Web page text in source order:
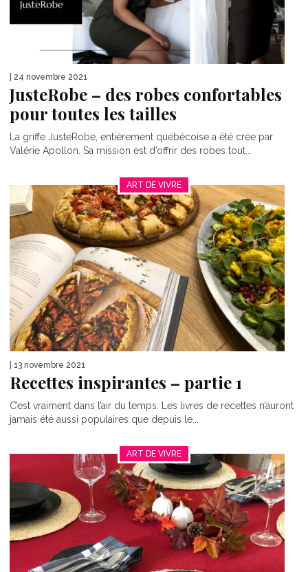
| 24 novembre 2021
JusteRobe – des robes confortables
pour toutes les tailles
La griffe JusteRobe, entièrement québécoise a été crée par
Valérie Apollon. Sa mission est d’offrir des robes tout...
ART DE VIVRE
| 13 novembre 2021
Recettes inspirantes – partie 1
C’est vraiment dans l’air du temps. Les livres de recettes n’auront
jamais été aussi populaires que depuis le...
ART DE VIVRE